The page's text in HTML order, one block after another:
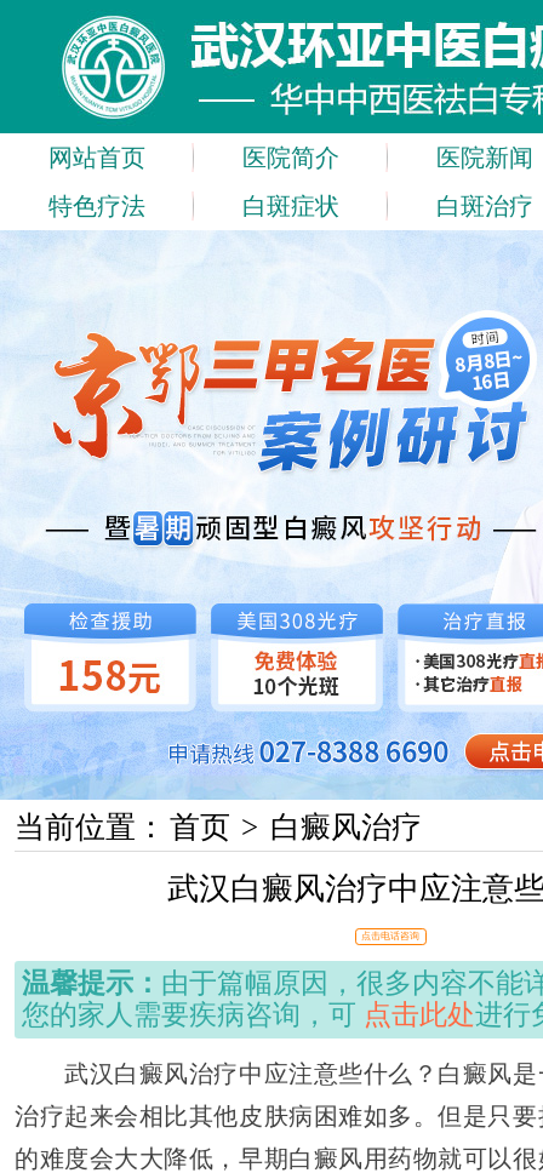
网站首页 医院简介
医院新闻
特色疗法
白斑症状 白斑治疗
当前位置： 首页 > 白癜风治疗
武汉白癜风治疗中应注意
点击电话咨询
温馨提示： 由于篇幅原因，很多内容不能
您的家人需要疾病咨询，可 点击此处进行
武汉白癜风治疗中应注意些什么？白癜风是
治疗起来会相比其他皮肤病困难如多。但是只
的难度会大大降低，早期白癜风用药物就可以